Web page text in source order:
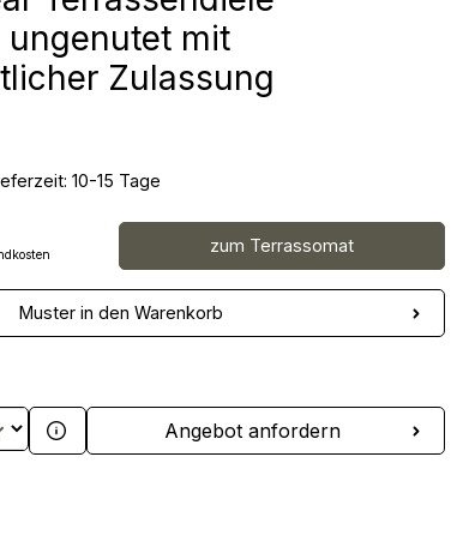
ungenutet mit
Zulassung
10-15 Tage
zum Terrassomat
Muster in den Warenkorb
Gib den gewünschten Wert
Angebot anfordern